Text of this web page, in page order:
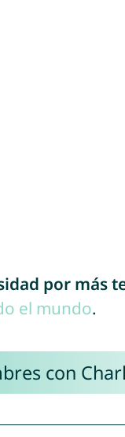
por más
el mundo.
con